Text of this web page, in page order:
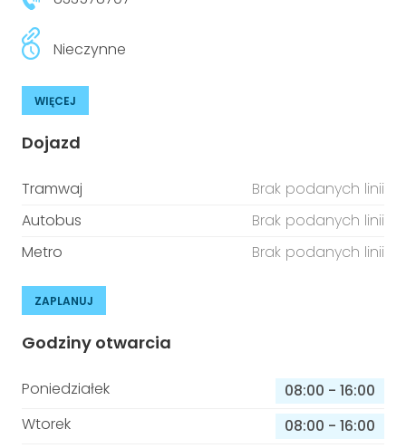
Nieczynne
WIĘCEJ
Dojazd
Tramwaj
Brak podanych linii
Autobus
Brak podanych linii
Metro
Brak podanych linii
ZAPLANUJ
Godziny otwarcia
Poniedziałek 08:00 - 16:00
Wtorek
08:00 - 16:00